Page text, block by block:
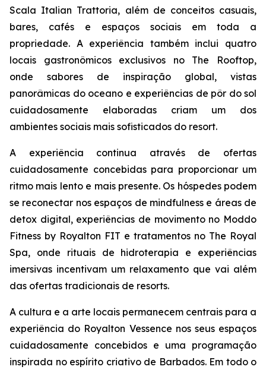
Scala Italian Trattoria, além de conceitos casuais,
bares, cafés e espaços sociais em toda a
propriedade. A experiência também inclui quatro
locais gastronômicos exclusivos no The Rooftop,
onde sabores de inspiração global, vistas
panorâmicas do oceano e experiências de pôr do sol
cuidadosamente elaboradas criam um dos
ambientes sociais mais sofisticados do resort.
A experiência continua através de ofertas
cuidadosamente concebidas para proporcionar um
ritmo mais lento e mais presente. Os hóspedes podem
se reconectar nos espaços de mindfulness e áreas de
detox digital, experiências de movimento no Moddo
Fitness by Royalton FIT e tratamentos no The Royal
Spa, onde rituais de hidroterapia e experiências
imersivas incentivam um relaxamento que vai além
das ofertas tradicionais de resorts.
A cultura e a arte locais permanecem centrais para a
experiência do Royalton Vessence nos seus espaços
cuidadosamente concebidos e uma programação
inspirada no espírito criativo de Barbados. Em todo o